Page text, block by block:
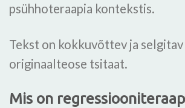
psühhoteraapia kontekstis.
Tekst on kokkuvõttev ja
originaalteose tsitaat.
Mis on